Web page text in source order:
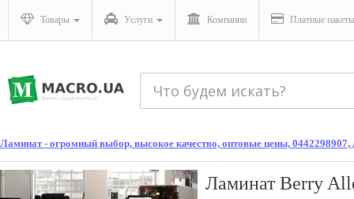
Товары Услуги Компании Платные пакеты
Ламинат - огромный выбор, высокое качество, оптовые цены,
Ламинат Berry